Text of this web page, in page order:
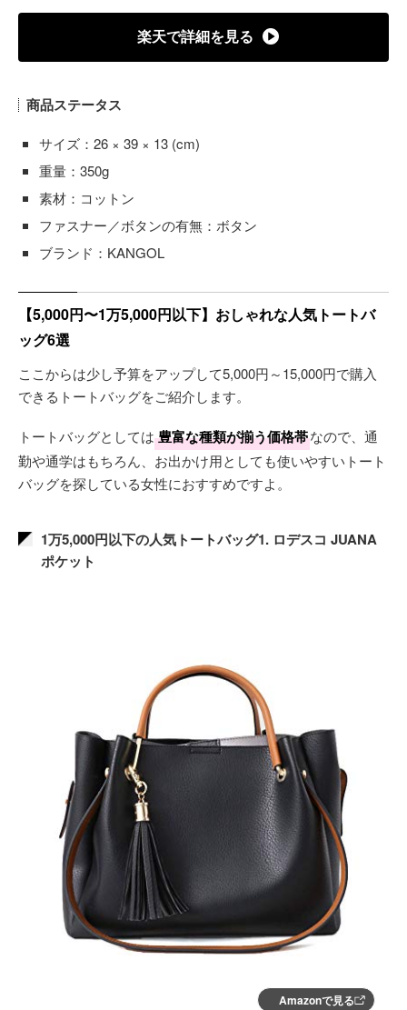
楽天で詳細を見る
商品ステータス
サイズ：26 × 39 × 13 (cm)
重量：350g
素材：コットン
ファスナー／ボタンの有無：ボタン
ブランド：KANGOL
【5,000円〜1万5,000円以下】おしゃれな人気トートバ
ッグ6選
ここからは少し予算をアップして5,000円～15,000円で購入
できるトートバッグをご紹介します。
トートバッグとしては 豊富な種類が揃う価格帯なので、通
勤や通学はもちろん、お出かけ用としても使いやすいトート
バッグを探している女性におすすめですよ。
1万5,000円以下の人気トートバッグ1. ロデスコ JUANA
ポケット
Amazonで見る